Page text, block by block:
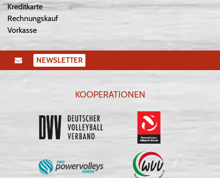
Kreditkarte
Rechnungskauf
Vorkasse
NEWSLETTER
KOOPERATIONEN